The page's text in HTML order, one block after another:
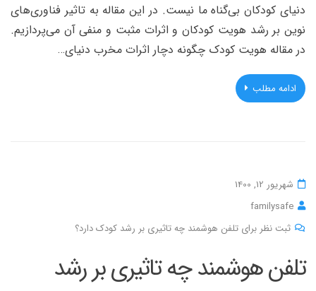
دنیای کودکان بی‌گناه ما نیست. در این مقاله به تاثیر فناوری‌های
نوین بر رشد هویت کودکان و اثرات مثبت و منفی آن می‌پردازیم.
در مقاله هویت کودک چگونه دچار اثرات مخرب دنیای…
ادامه مطلب
شهریور 12, 1400
familysafe
ثبت نظر برای تلفن هوشمند چه تاثیری بر رشد کودک دارد؟
تلفن هوشمند چه تاثیری بر رشد